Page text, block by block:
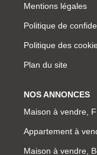
Mentions légales
Politique de
Politique des
Plan du site
NOS ANNONCES
Maison à vendre,
Appartement à
Maison à vendre,